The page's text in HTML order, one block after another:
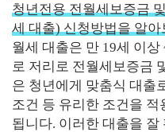
청년전용 전월세보증금
세 대출) 신청방법을 알
월세 대출은 만 19세 이
로 저리로 전월세보증금
은 청년에게 맞춤식 대출
조건 등 유리한 조건을
됩니다. 이러한 대출을 잘